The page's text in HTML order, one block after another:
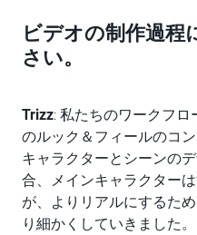
ビデオの制作過
さい。
Trizz: 私たちのワークフ
のルック＆フィールのコ
キャラクターとシーンの
合、メインキャラクター
が、よりリアルにするた
り細かくしていきました。